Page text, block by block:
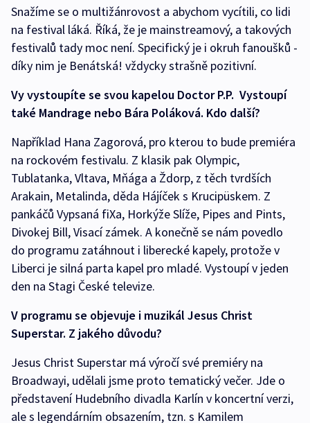
Snažíme se o multižánrovost a abychom vycítili, co lidi
na festival láká. Říká, že je mainstreamový, a takových
festivalů tady moc není. Specifický je i okruh fanoušků -
díky nim je Benátská! vždycky strašně pozitivní.
Vy vystoupíte se svou kapelou Doctor P.P. Vystoupí
také Mandrage nebo Bára Poláková. Kdo další?
Například Hana Zagorová, pro kterou to bude premiéra
na rockovém festivalu. Z klasik pak Olympic,
Tublatanka, Vltava, Mňága a Ždorp, z těch tvrdších
Arakain, Metalinda, děda Hájíček s Krucipüskem. Z
pankáčů Vypsaná fiXa, Horkýže Slíže, Pipes and Pints,
Divokej Bill, Visací zámek. A konečně se nám povedlo
do programu zatáhnout i liberecké kapely, protože v
Liberci je silná parta kapel pro mladé. Vystoupí v jeden
den na Stagi České televize.
V programu se objevuje i muzikál Jesus Christ
Superstar. Z jakého důvodu?
Jesus Christ Superstar má výročí své premiéry na
Broadwayi, udělali jsme proto tematický večer. Jde o
představení Hudebního divadla Karlín v koncertní verzi,
ale s legendárním obsazením, tzn. s Kamilem